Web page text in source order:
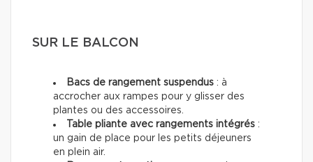
SUR LE BALCON
Bacs de rangement suspendus : à
accrocher aux rampes pour y glisser des
plantes ou des accessoires.
Table pliante avec rangements intégrés :
un gain de place pour les petits déjeuners
en plein air.